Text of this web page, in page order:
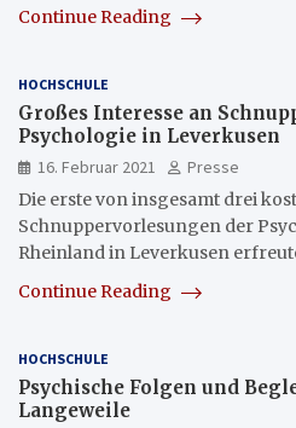
Continue Reading
HOCHSCHULE
Großes Interesse an
Psychologie in Leverkusen
16. Februar 2021
Presse
Die erste von insgesamt drei
Schnuppervorlesungen der
Rheinland in Leverkusen
Continue Reading
HOCHSCHULE
Psychische Folgen und
Langeweile